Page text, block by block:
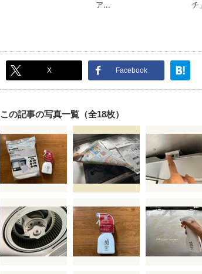
X Facebook
この記事の写真一覧（全18枚）